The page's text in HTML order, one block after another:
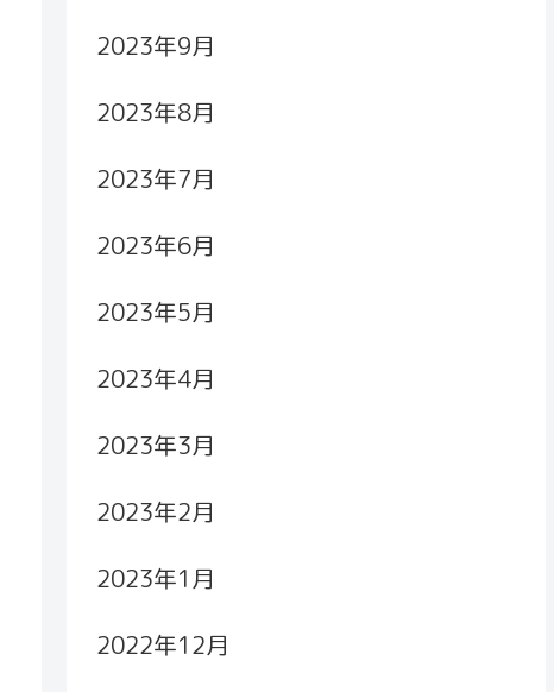
2023年9月
2023年8月
2023年7月
2023年6月
2023年5月
2023年4月
2023年3月
2023年2月
2023年1月
2022年12月